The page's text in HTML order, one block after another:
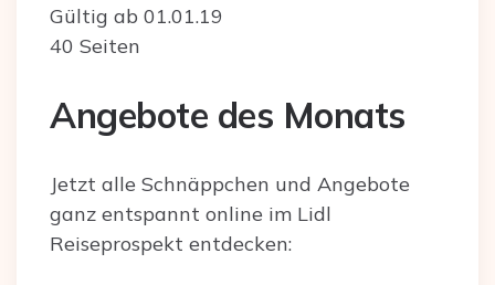
Gültig ab 01.01.19
40 Seiten
Angebote des Monats
Jetzt alle Schnäppchen und Angebote
ganz entspannt online im Lidl
Reiseprospekt entdecken: